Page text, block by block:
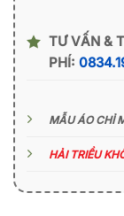
TƯ VẤN &
PHÍ:
MẪU ÁO CHỈ
HẢI TRIỀU